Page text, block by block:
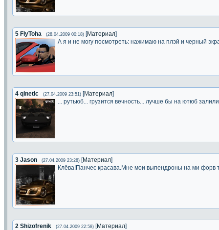
5 FlyToha (28.04.2009 00:18) [Материал]
А я и не могу посмотреть: нажимаю на плэй и черный
4 qinetic (27.04.2009 23:51) [Материал]
... рутьюб... грузится вечность... лучше бы на ютюб залили
3 Jason (27.04.2009 23:28) [Материал]
Клёва!Панчес красава.Мне мои выпендроны на ми форв
2 Shizofrenik (27.04.2009 22:58) [Материал]